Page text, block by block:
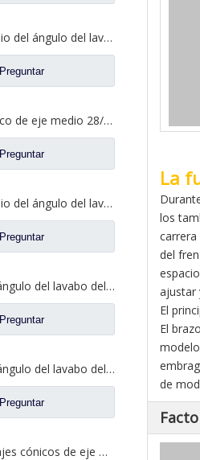
Engranaje medio del ángulo del lavabo del puente para los recambios 42104456 del camión de SAIC Hongyan
Preguntar
Engranaje cónico de eje medio 28/21 para eje Ankai Benz, repuestos para camiones Foton Auman HFF2502038/39CK1BZ
Preguntar
Engranaje medio del ángulo del lavabo del puente para los recambios 5801845742 del camión de SAIC Hongyan
Preguntar
Engranaje del ángulo del lavabo del puente medio para los recambios 81.35199.6535 de Shamcan DelongTruck
Preguntar
Engranaje del ángulo del lavabo del puente trasero para los repuestos 81.35199.6554 de Shamcan DelongTruck
Preguntar
Par de engranajes cónicos de eje medio 28/21 para piezas de repuesto de camión A0E Axle FAW Jiefang 2502036/037-A0E
La
los
del
ajustar
El
El
de